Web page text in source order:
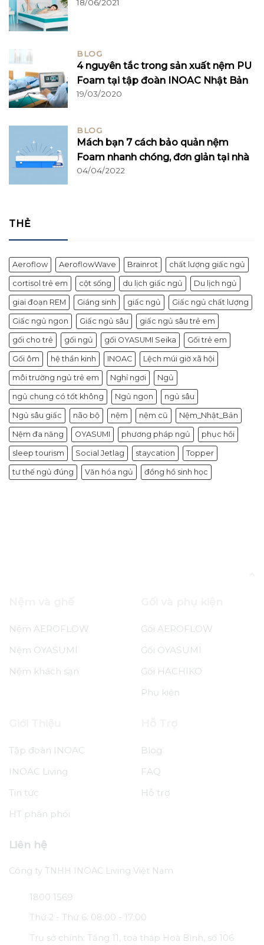
18/06/2021
BLOG
4 nguyên tắc trong sản xuất nệm PU
Foam tại tập đoàn INOAC Nhật Bản
19/03/2020
BLOG
Mách bạn 7 cách bảo quản nệm
Foam nhanh chóng, đơn giản tại nhà
04/04/2022
THẺ
Aeroflow AeroflowWave Brainrot chất lượng giấc ngủ
cortisol trẻ em cột sống du lịch giấc ngủ Du lịch ngủ
giai đoạn REM Giáng sinh giấc ngủ Giấc ngủ chất lượng
Giấc ngủ ngon Giấc ngủ sâu giấc ngủ sâu trẻ em
gối cho trẻ gối ngủ gối OYASUMI Seika Gối trẻ em
Gối ôm hệ thần kinh INOAC Lệch múi giờ xã hội
môi trường ngủ trẻ em Nghỉ ngơi Ngủ
ngủ chung có tốt không Ngủ ngon ngủ sâu
Ngủ sâu giấc não bộ nệm nệm cũ Nệm_Nhật_Bản
Nệm đa năng OYASUMI phương pháp ngủ phục hồi
sleep tourism Social Jetlag staycation Topper
tư thế ngủ đúng Văn hóa ngủ đồng hồ sinh học
Nệm AEROFLOW
Nệm OYASUMI
Nệm khách sạn
Gối AEROFLOW
Gối OYASUMI
Gối HACHIKO
Phụ kiện
Tập đoàn INOAC
INOAC Living
Tin tức
HT phân phối
Blog
FAQ
Hỗ trợ
Liên hệ
Công ty TNHH INOAC Living Việt Nam
1800 1569
Thứ 2 - Thứ 6: 08:00 - 17:00
Trụ sở chính: Tầng 11, toà tháp Hoà Bình, số 106